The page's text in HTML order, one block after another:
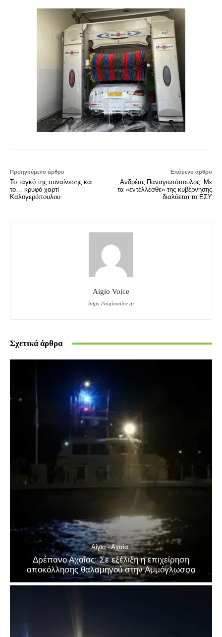
Προηγούμενο άρθρο
Το ταγκό της συναίνεσης και
το… κρυφό χαρτί
Καλογερόπουλου
Επόμενο άρθρο
Ανδρέας Παναγιωτόπουλος: Με
τα «εντέλλεσθε» της κυβέρνησης
διαλύεται το ΕΣΥ
Aigio Voice
https://aigiovoice.gr
Σχετικά άρθρα
Αίγιο - Αχαΐα
Δρέπανο Αχαΐας: Σε εξέλιξη η επιχείρηση
αποκόλλησης θαλαμηγού στην Αμμόγλωσσα